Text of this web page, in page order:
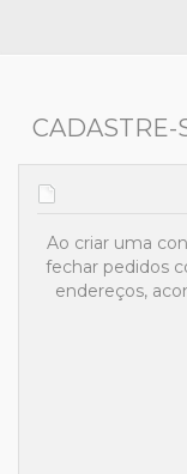
CADASTRE-
Ao criar uma
fechar pedidos
endereços,